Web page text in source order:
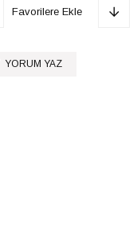
Favorilere Ekle
YORUM YAZ